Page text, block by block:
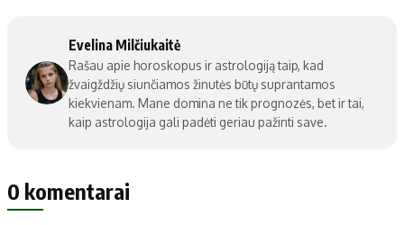
Evelina Milčiukaitė
Rašau apie horoskopus ir astrologiją taip, kad
žvaigždžių siunčiamos žinutės būtų suprantamos
kiekvienam. Mane domina ne tik prognozės, bet ir tai,
kaip astrologija gali padėti geriau pažinti save.
0 komentarai